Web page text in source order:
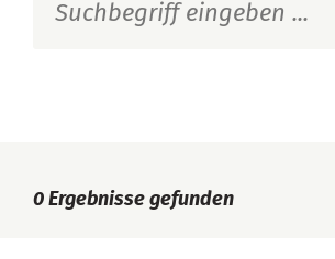
0 Ergebnisse gefunden